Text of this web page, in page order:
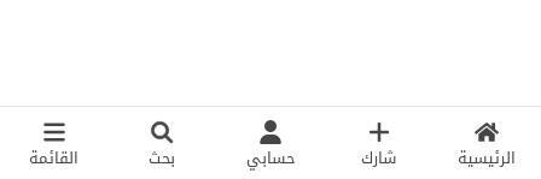
الرئيسية شارك حسابي بحث القائمة